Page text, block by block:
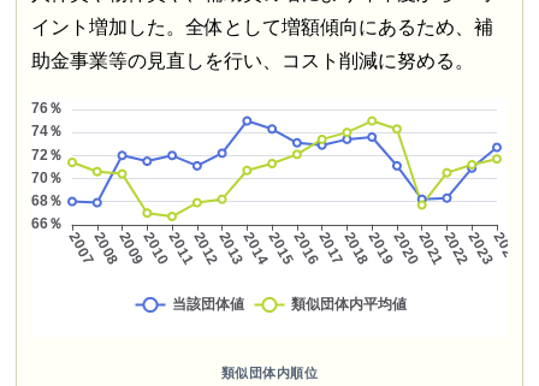
イント増加した。全体として増額傾向にあるため、補
助金事業等の見直しを行い、コスト削減に努める。
類似団体内順位